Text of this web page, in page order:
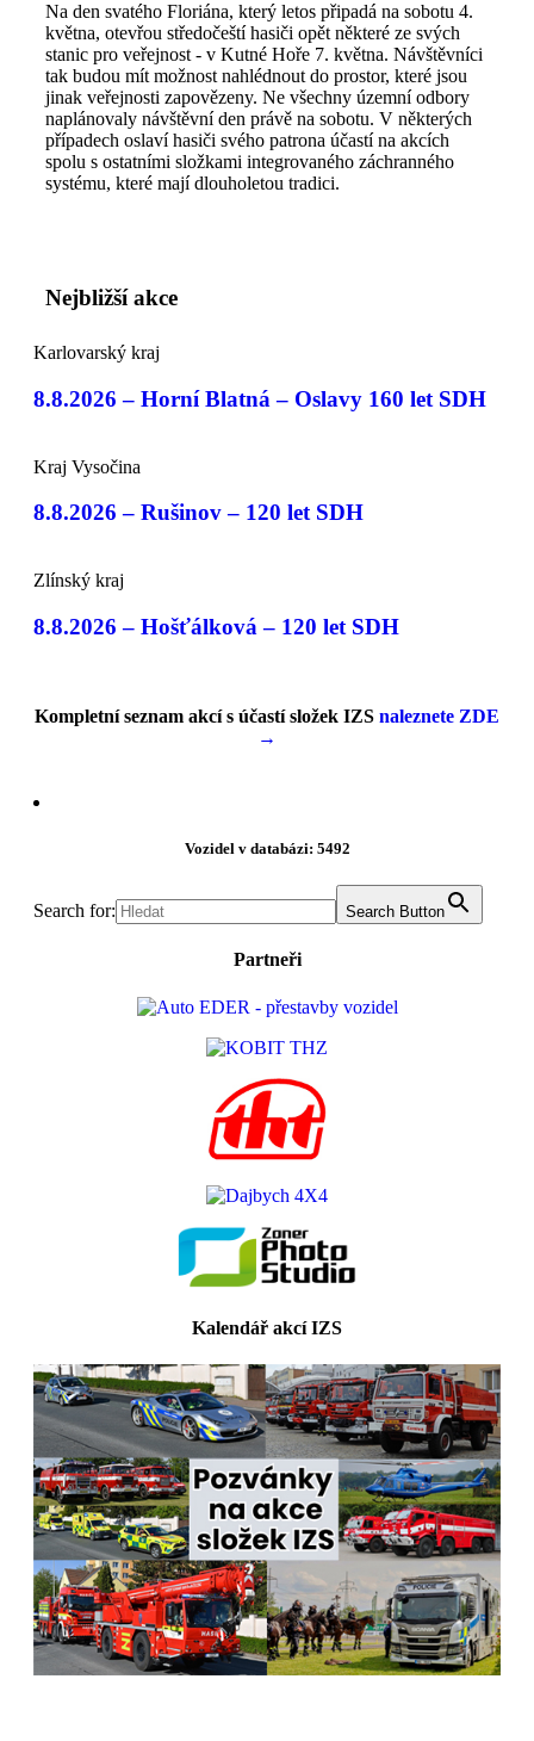
Na den svatého Floriána, který letos připadá na sobotu 4.
května, otevřou středočeští hasiči opět některé ze svých
stanic pro veřejnost - v Kutné Hoře 7. května. Návštěvníci
tak budou mít možnost nahlédnout do prostor, které jsou
jinak veřejnosti zapovězeny. Ne všechny územní odbory
naplánovaly návštěvní den právě na sobotu. V některých
případech oslaví hasiči svého patrona účastí na akcích
spolu s ostatními složkami integrovaného záchranného
systému, které mají dlouholetou tradici.
Nejbližší akce
Karlovarský kraj
8.8.2026 – Horní Blatná – Oslavy 160 let SDH
Kraj Vysočina
8.8.2026 – Rušinov – 120 let SDH
Zlínský kraj
8.8.2026 – Hošťálková – 120 let SDH
Kompletní seznam akcí s účastí složek IZS naleznete ZDE
→
Vozidel v databázi: 5492
Search for: Search Button
Partneři
Kalendář akcí IZS